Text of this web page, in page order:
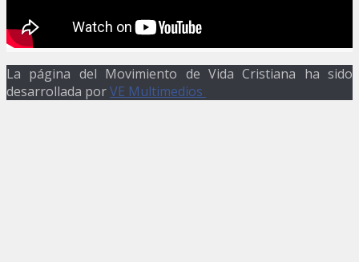
La página del Movimiento de Vida Cristiana ha sido
desarrollada porVE Multimedios